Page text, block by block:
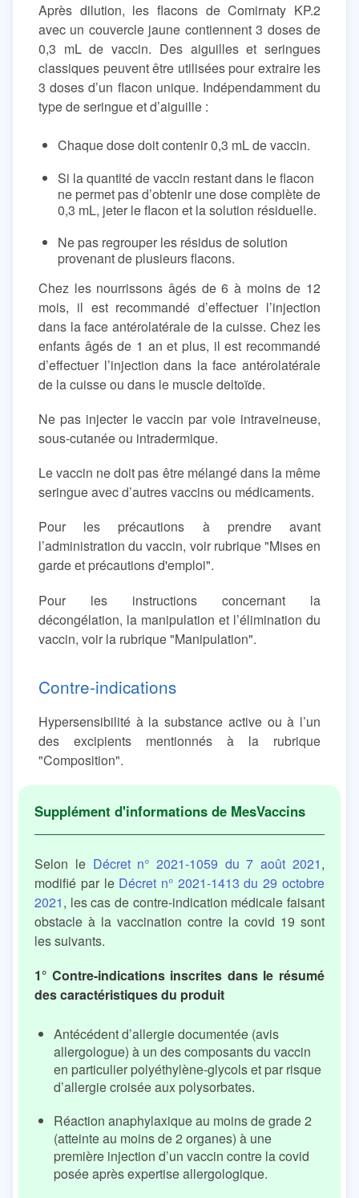
Après dilution, les flacons de Comirnaty KP.2
avec un couvercle jaune contiennent 3 doses de
0,3 mL de vaccin. Des aiguilles et seringues
classiques peuvent être utilisées pour extraire les
3 doses d’un flacon unique. Indépendamment du
type de seringue et d’aiguille :
Chaque dose doit contenir 0,3 mL de vaccin.
Si la quantité de vaccin restant dans le flacon
ne permet pas d’obtenir une dose complète de
0,3 mL, jeter le flacon et la solution résiduelle.
Ne pas regrouper les résidus de solution
provenant de plusieurs flacons.
Chez les nourrissons âgés de 6 à moins de 12
mois, il est recommandé d’effectuer l’injection
dans la face antérolatérale de la cuisse. Chez les
enfants âgés de 1 an et plus, il est recommandé
d’effectuer l’injection dans la face antérolatérale
de la cuisse ou dans le muscle deltoïde.
Ne pas injecter le vaccin par voie intraveineuse,
sous-cutanée ou intradermique.
Le vaccin ne doit pas être mélangé dans la même
seringue avec d’autres vaccins ou médicaments.
Pour les précautions à prendre avant
l’administration du vaccin, voir rubrique "Mises en
garde et précautions d'emploi".
Pour les instructions concernant la
décongélation, la manipulation et l’élimination du
vaccin, voir la rubrique "Manipulation".
Contre-indications
Hypersensibilité à la substance active ou à l’un
des excipients mentionnés à la rubrique
"Composition".
Selon le Décret n° 2021-1059 du 7 août 2021,
modifié par le Décret n° 2021-1413 du 29 octobre
2021, les cas de contre-indication médicale faisant
obstacle à la vaccination contre la covid 19 sont
les suivants.
1° Contre-indications inscrites dans le résumé
des caractéristiques du produit
Antécédent d’allergie documentée (avis
allergologue) à un des composants du vaccin
en particulier polyéthylène-glycols et par risque
d’allergie croisée aux polysorbates.
Réaction anaphylaxique au moins de grade 2
(atteinte au moins de 2 organes) à une
première injection d’un vaccin contre la covid
posée après expertise allergologique.